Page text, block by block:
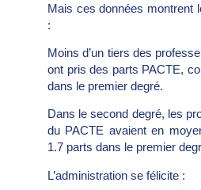
Mais ces données montrent
:
Moins d’un tiers des
ont pris des parts PACTE,
dans le premier degré.
Dans le second degré, les
du PACTE avaient en
1.7 parts dans le premier
L’administration se félicite :